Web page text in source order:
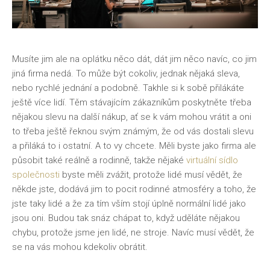
Musíte jim ale na oplátku něco dát, dát jim něco navíc, co jim
jiná firma nedá. To může být cokoliv, jednak nějaká sleva,
nebo rychlé jednání a podobně. Takhle si k sobě přilákáte
ještě více lidí. Těm stávajícím zákazníkům poskytněte třeba
nějakou slevu na další nákup, ať se k vám mohou vrátit a oni
to třeba ještě řeknou svým známým, že od vás dostali slevu
a přiláká to i ostatní. A to vy chcete. Měli byste jako firma ale
působit také reálně a rodinně, takže nějaké virtuální sídlo
společnosti byste měli zvážit, protože lidé musí vědět, že
někde jste, dodává jim to pocit rodinné atmosféry a toho, že
jste taky lidé a že za tím vším stojí úplně normální lidé jako
jsou oni. Budou tak snáz chápat to, když uděláte nějakou
chybu, protože jsme jen lidé, ne stroje. Navíc musí vědět, že
se na vás mohou kdekoliv obrátit.